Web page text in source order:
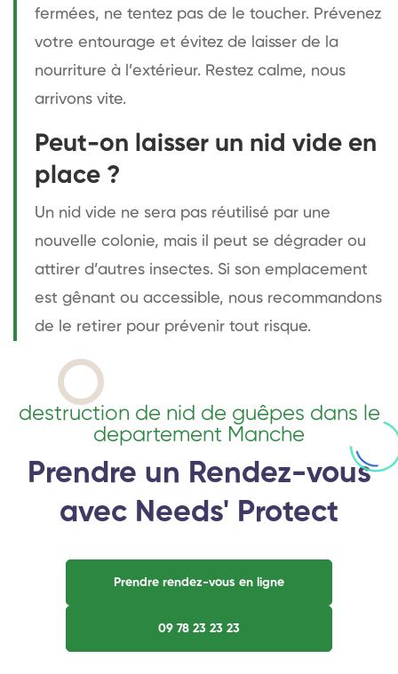
fermées, ne tentez pas de le toucher. Prévenez
votre entourage et évitez de laisser de la
nourriture à l’extérieur. Restez calme, nous
arrivons vite.
Peut-on laisser un nid vide en
place ?
Un nid vide ne sera pas réutilisé par une
nouvelle colonie, mais il peut se dégrader ou
attirer d’autres insectes. Si son emplacement
est gênant ou accessible, nous recommandons
de le retirer pour prévenir tout risque.
destruction de nid de guêpes dans le
departement Manche
Prendre un Rendez-vous
avec Needs' Protect
Prendre rendez-vous en ligne
09 78 23 23 23